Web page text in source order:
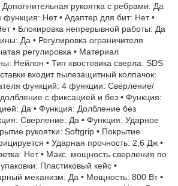
Дополнительная рукоятка с ребрами: Да
функция: Нет • Адаптер для бит: Нет •
• Блокировка непрерывной работы: Да
Да • Регулировка ограничителя
регулировка • Материал
Нейлон • Тип хвостовика сверла: SDS
входит пылезащитный колпачок:
функций: 4 функции: Сверление/
с фиксацией и без • Функция:
Да • Функция: Долбление без
Сверление: Да • Функция: Ударное
рукоятки: Softgrip • Покрытие
• Ударная прочность: 2,6 Дж •
Нет • Макс. мощность сверления по
Пластиковый кейс •
механизм: Да • Мощность: 800 Вт •